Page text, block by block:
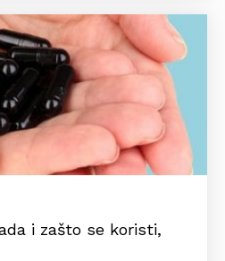
i zašto se koristi,